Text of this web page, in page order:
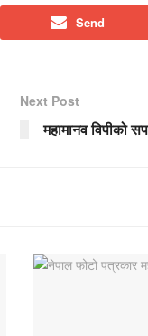
Send
Next Post
महामानव विपीको